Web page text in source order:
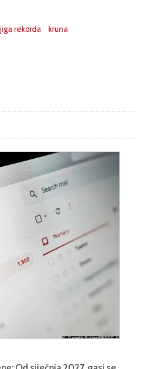
rekorda
kruna